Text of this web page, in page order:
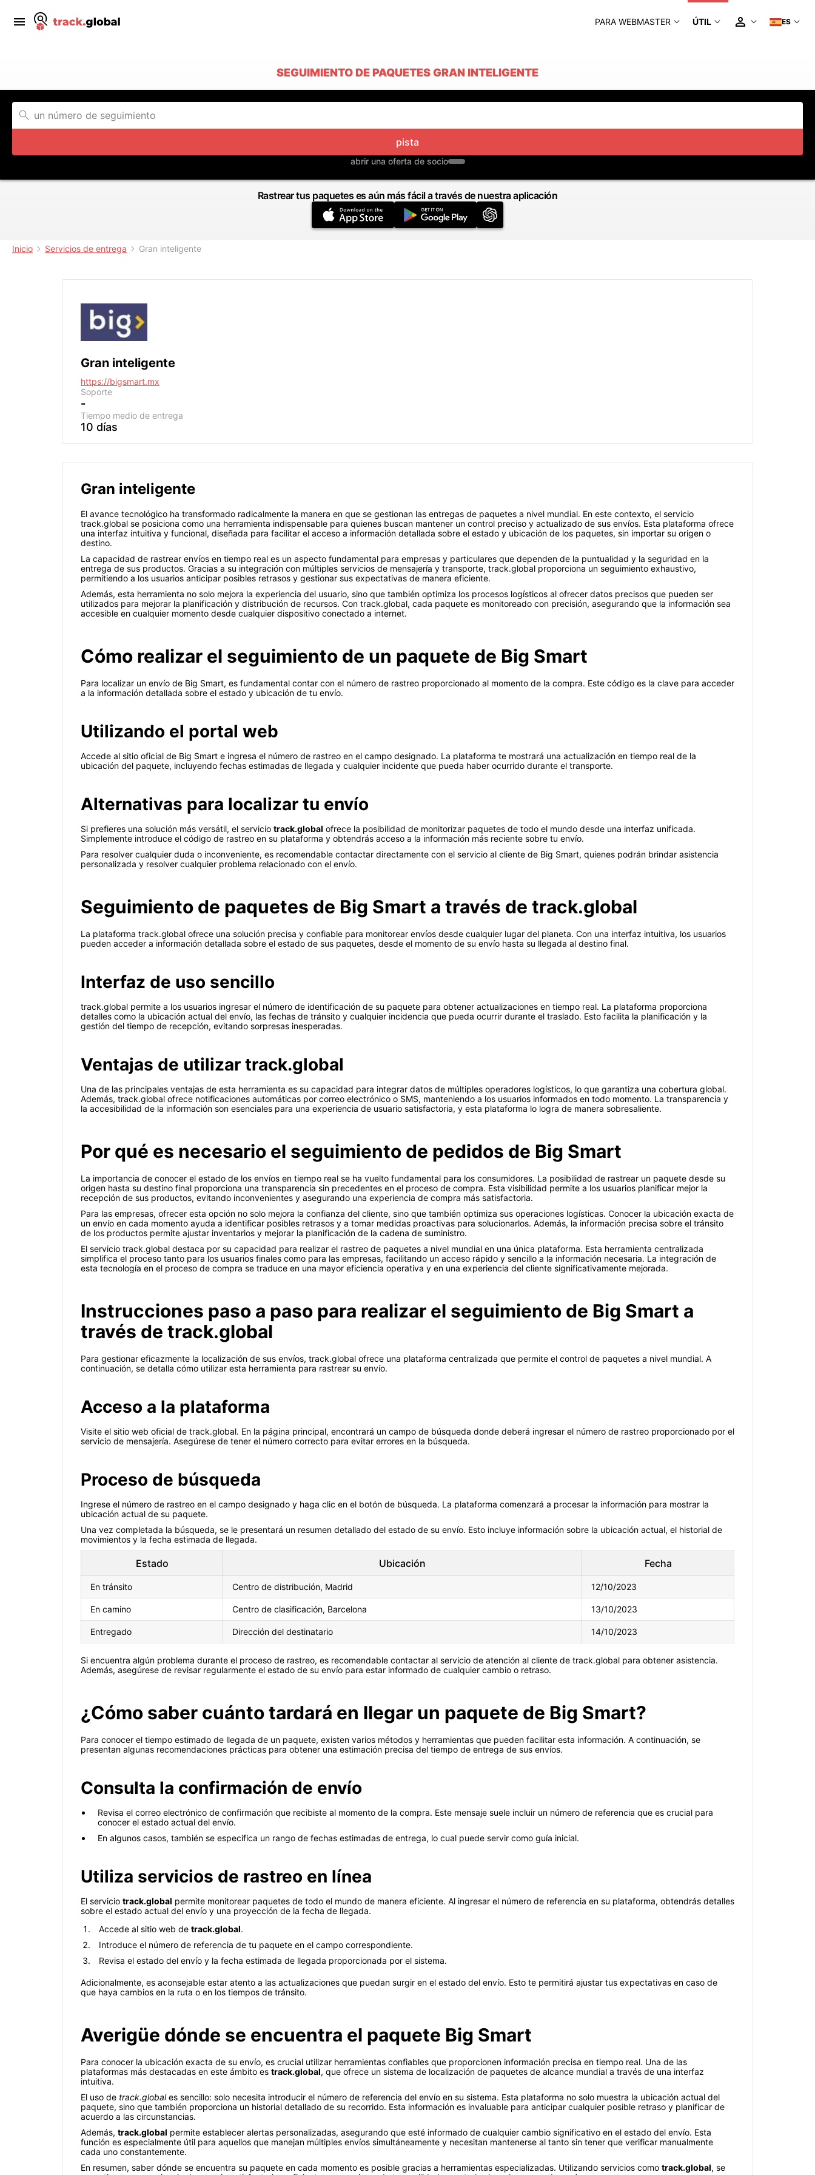
PARA WEBMASTER ÚTIL ES
SEGUIMIENTO DE PAQUETES GRAN INTELIGENTE
pista
abrir una oferta de socio
Rastrear tus paquetes es aún más fácil a través de nuestra aplicación
Inicio Servicios de entrega Gran inteligente
Gran inteligente
https://bigsmart.mx
Soporte
-
Tiempo medio de entrega
10 días
Gran inteligente
El avance tecnológico ha transformado radicalmente la manera en que se gestionan las entregas de paquetes a nivel mundial. En este contexto, el servicio
track.global se posiciona como una herramienta indispensable para quienes buscan mantener un control preciso y actualizado de sus envíos. Esta plataforma ofrece
una interfaz intuitiva y funcional, diseñada para facilitar el acceso a información detallada sobre el estado y ubicación de los paquetes, sin importar su origen o
destino.
La capacidad de rastrear envíos en tiempo real es un aspecto fundamental para empresas y particulares que dependen de la puntualidad y la seguridad en la
entrega de sus productos. Gracias a su integración con múltiples servicios de mensajería y transporte, track.global proporciona un seguimiento exhaustivo,
permitiendo a los usuarios anticipar posibles retrasos y gestionar sus expectativas de manera eficiente.
Además, esta herramienta no solo mejora la experiencia del usuario, sino que también optimiza los procesos logísticos al ofrecer datos precisos que pueden ser
utilizados para mejorar la planificación y distribución de recursos. Con track.global, cada paquete es monitoreado con precisión, asegurando que la información sea
accesible en cualquier momento desde cualquier dispositivo conectado a internet.
Cómo realizar el seguimiento de un paquete de Big Smart
Para localizar un envío de Big Smart, es fundamental contar con el número de rastreo proporcionado al momento de la compra. Este código es la clave para acceder
a la información detallada sobre el estado y ubicación de tu envío.
Utilizando el portal web
Accede al sitio oficial de Big Smart e ingresa el número de rastreo en el campo designado. La plataforma te mostrará una actualización en tiempo real de la
ubicación del paquete, incluyendo fechas estimadas de llegada y cualquier incidente que pueda haber ocurrido durante el transporte.
Alternativas para localizar tu envío
Si prefieres una solución más versátil, el servicio track.global ofrece la posibilidad de monitorizar paquetes de todo el mundo desde una interfaz unificada.
Simplemente introduce el código de rastreo en su plataforma y obtendrás acceso a la información más reciente sobre tu envío.
Para resolver cualquier duda o inconveniente, es recomendable contactar directamente con el servicio al cliente de Big Smart, quienes podrán brindar asistencia
personalizada y resolver cualquier problema relacionado con el envío.
Seguimiento de paquetes de Big Smart a través de track.global
La plataforma track.global ofrece una solución precisa y confiable para monitorear envíos desde cualquier lugar del planeta. Con una interfaz intuitiva, los usuarios
pueden acceder a información detallada sobre el estado de sus paquetes, desde el momento de su envío hasta su llegada al destino final.
Interfaz de uso sencillo
track.global permite a los usuarios ingresar el número de identificación de su paquete para obtener actualizaciones en tiempo real. La plataforma proporciona
detalles como la ubicación actual del envío, las fechas de tránsito y cualquier incidencia que pueda ocurrir durante el traslado. Esto facilita la planificación y la
gestión del tiempo de recepción, evitando sorpresas inesperadas.
Ventajas de utilizar track.global
Una de las principales ventajas de esta herramienta es su capacidad para integrar datos de múltiples operadores logísticos, lo que garantiza una cobertura global.
Además, track.global ofrece notificaciones automáticas por correo electrónico o SMS, manteniendo a los usuarios informados en todo momento. La transparencia y
la accesibilidad de la información son esenciales para una experiencia de usuario satisfactoria, y esta plataforma lo logra de manera sobresaliente.
Por qué es necesario el seguimiento de pedidos de Big Smart
La importancia de conocer el estado de los envíos en tiempo real se ha vuelto fundamental para los consumidores. La posibilidad de rastrear un paquete desde su
origen hasta su destino final proporciona una transparencia sin precedentes en el proceso de compra. Esta visibilidad permite a los usuarios planificar mejor la
recepción de sus productos, evitando inconvenientes y asegurando una experiencia de compra más satisfactoria.
Para las empresas, ofrecer esta opción no solo mejora la confianza del cliente, sino que también optimiza sus operaciones logísticas. Conocer la ubicación exacta de
un envío en cada momento ayuda a identificar posibles retrasos y a tomar medidas proactivas para solucionarlos. Además, la información precisa sobre el tránsito
de los productos permite ajustar inventarios y mejorar la planificación de la cadena de suministro.
El servicio track.global destaca por su capacidad para realizar el rastreo de paquetes a nivel mundial en una única plataforma. Esta herramienta centralizada
simplifica el proceso tanto para los usuarios finales como para las empresas, facilitando un acceso rápido y sencillo a la información necesaria. La integración de
esta tecnología en el proceso de compra se traduce en una mayor eficiencia operativa y en una experiencia del cliente significativamente mejorada.
Instrucciones paso a paso para realizar el seguimiento de Big Smart a
través de track.global
Para gestionar eficazmente la localización de sus envíos, track.global ofrece una plataforma centralizada que permite el control de paquetes a nivel mundial. A
continuación, se detalla cómo utilizar esta herramienta para rastrear su envío.
Acceso a la plataforma
Visite el sitio web oficial de track.global. En la página principal, encontrará un campo de búsqueda donde deberá ingresar el número de rastreo proporcionado por el
servicio de mensajería. Asegúrese de tener el número correcto para evitar errores en la búsqueda.
Proceso de búsqueda
Ingrese el número de rastreo en el campo designado y haga clic en el botón de búsqueda. La plataforma comenzará a procesar la información para mostrar la
ubicación actual de su paquete.
Una vez completada la búsqueda, se le presentará un resumen detallado del estado de su envío. Esto incluye información sobre la ubicación actual, el historial de
movimientos y la fecha estimada de llegada.
Estado Ubicación Fecha
En tránsito Centro de distribución, Madrid 12/10/2023
En camino Centro de clasificación, Barcelona 13/10/2023
Entregado Dirección del destinatario 14/10/2023
Si encuentra algún problema durante el proceso de rastreo, es recomendable contactar al servicio de atención al cliente de track.global para obtener asistencia.
Además, asegúrese de revisar regularmente el estado de su envío para estar informado de cualquier cambio o retraso.
¿Cómo saber cuánto tardará en llegar un paquete de Big Smart?
Para conocer el tiempo estimado de llegada de un paquete, existen varios métodos y herramientas que pueden facilitar esta información. A continuación, se
presentan algunas recomendaciones prácticas para obtener una estimación precisa del tiempo de entrega de sus envíos.
Consulta la confirmación de envío
Revisa el correo electrónico de confirmación que recibiste al momento de la compra. Este mensaje suele incluir un número de referencia que es crucial para
conocer el estado actual del envío.
En algunos casos, también se especifica un rango de fechas estimadas de entrega, lo cual puede servir como guía inicial.
Utiliza servicios de rastreo en línea
El servicio track.global permite monitorear paquetes de todo el mundo de manera eficiente. Al ingresar el número de referencia en su plataforma, obtendrás detalles
sobre el estado actual del envío y una proyección de la fecha de llegada.
Accede al sitio web de track.global.
Introduce el número de referencia de tu paquete en el campo correspondiente.
Revisa el estado del envío y la fecha estimada de llegada proporcionada por el sistema.
Adicionalmente, es aconsejable estar atento a las actualizaciones que puedan surgir en el estado del envío. Esto te permitirá ajustar tus expectativas en caso de
que haya cambios en la ruta o en los tiempos de tránsito.
Averigüe dónde se encuentra el paquete Big Smart
Para conocer la ubicación exacta de su envío, es crucial utilizar herramientas confiables que proporcionen información precisa en tiempo real. Una de las
plataformas más destacadas en este ámbito es track.global, que ofrece un sistema de localización de paquetes de alcance mundial a través de una interfaz
intuitiva.
El uso de track.globales sencillo: solo necesita introducir el número de referencia del envío en su sistema. Esta plataforma no solo muestra la ubicación actual del
paquete, sino que también proporciona un historial detallado de su recorrido. Esta información es invaluable para anticipar cualquier posible retraso y planificar de
acuerdo a las circunstancias.
Además, track.global permite establecer alertas personalizadas, asegurando que esté informado de cualquier cambio significativo en el estado del envío. Esta
función es especialmente útil para aquellos que manejan múltiples envíos simultáneamente y necesitan mantenerse al tanto sin tener que verificar manualmente
cada uno constantemente.
En resumen, saber dónde se encuentra su paquete en cada momento es posible gracias a herramientas especializadas. Utilizando servicios como track.global, se